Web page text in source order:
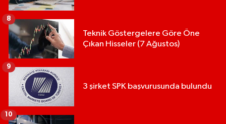
Teknik Göstergelere Göre Öne
Çıkan Hisseler (7 Ağustos)
8
3 şirket SPK başvurusunda bulundu
9
10